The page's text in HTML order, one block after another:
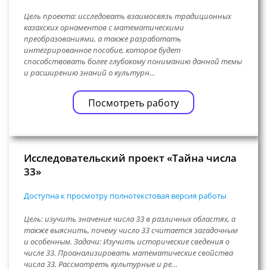
Цель проекта: исследовать взаимосвязь традиционных
казахских орнаментов с математическими
преобразованиями, а также разработать
интегрированное пособие, которое будет
способствовать более глубокому пониманию данной темы
и расширению знаний о культурн…
Посмотреть работу
Исследовательский проект «Тайна числа
33»
Доступна к просмотру полнотекстовая версия работы
Цель: изучить значение числа 33 в различных областях, а
также выяснить, почему число 33 считается загадочным
и особенным. Задачи: Изучить исторические сведения о
числе 33. Проанализировать математические свойства
числа 33. Рассмотреть культурные и ре…